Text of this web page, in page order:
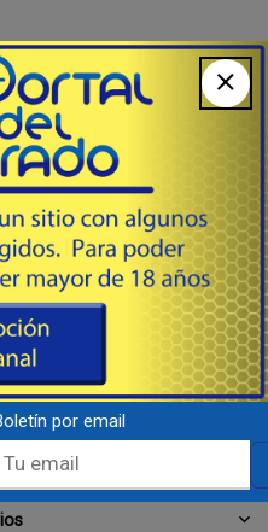
& Tapones
el Agua, Tablas,
por email